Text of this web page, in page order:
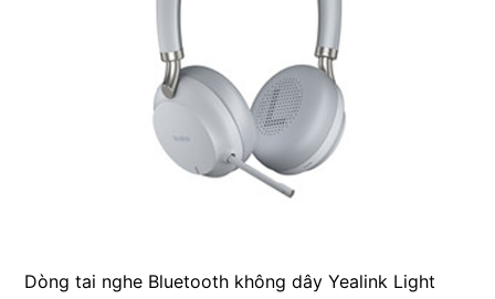
Dòng tai nghe Bluetooth không dây Yealink Light